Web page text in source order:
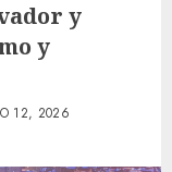
y
y
12, 2026